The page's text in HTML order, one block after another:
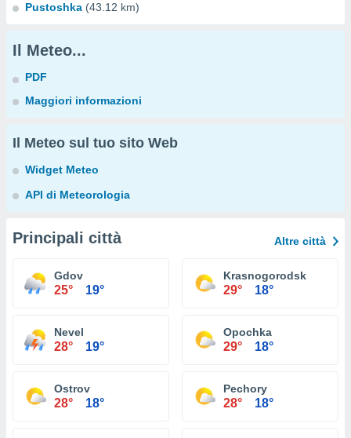
Pustoshka (43.12 km)
Il Meteo...
PDF
Maggiori informazioni
Il Meteo sul tuo sito Web
Widget Meteo
API di Meteorologia
Principali città Altre città
Gdov
25° 19°
Krasnogorodsk
29° 18°
Nevel
28° 19°
Opochka
29° 18°
Ostrov
28° 18°
Pechory
28° 18°